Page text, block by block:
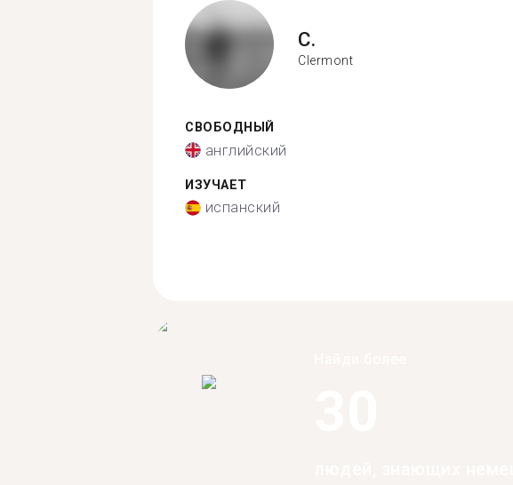
C.
Clermont
СВОБОДНЫЙ
английский
ИЗУЧАЕТ
испанский